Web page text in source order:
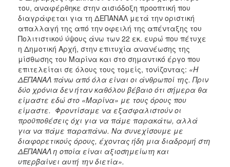
του, αναφέρθηκε στην αισιόδοξη προοπτική που
διαγράφεται για τη ΔΕΠΑΝΑΛ μετά την οριστική
απαλλαγή της από την οφειλή της απένταξης του
Πολιτιστικού ύψους άνω των 22 εκ. ευρώ που πέτυχε
η Δημοτική Αρχή, στην επιτυχία ανανέωσης της
μίσθωσης του Μαρίνα και στο σημαντικό έργο που
επιτελείται σε όλους τους τομείς, τονίζοντας: «Η
ΔΕΠΑΝΑΛ πάνω από όλα είναι οι άνθρωποί της. Πριν
δύο χρόνια δεν ήταν καθόλου βέβαιο ότι σήμερα θα
είμαστε εδώ στο «Μαρίνα» με τους όρους που
είμαστε. Φροντίσαμε να εξασφαλιστούν οι
προϋποθέσεις όχι για να πάμε παρακάτω, αλλά
για να πάμε παραπάνω. Να συνεχίσουμε με
διαφορετικούς όρους, έχοντας ήδη μια διαδρομή στη
ΔΕΠΑΝΑΛ η οποία είναι αξιοσημείωτη και
υπερβαίνει αυτή την διετία».